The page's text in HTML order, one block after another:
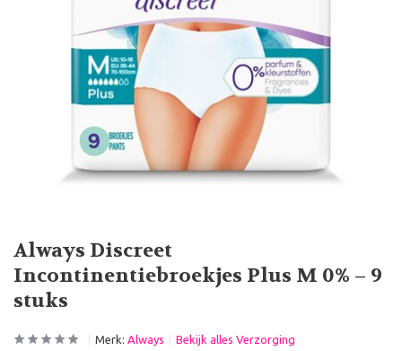
Always Discreet
Incontinentiebroekjes Plus M 0% – 9
stuks
Merk: Always Bekijk alles Verzorging